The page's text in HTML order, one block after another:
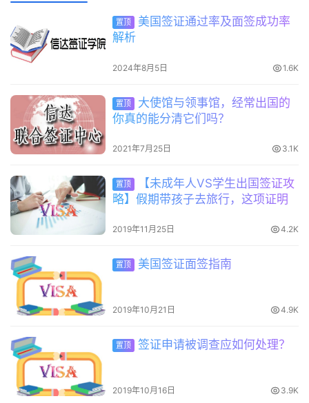
置顶 美国签证通过率及面签成功率
解析
2024年8月5日 1.6K
置顶 大使馆与领事馆，经常出国的
你真的能分清它们吗？
2021年7月25日 3.1K
置顶 【未成年人VS学生出国签证攻
略】假期带孩子去旅行，这项证明
2019年11月25日 4.2K
置顶 美国签证面签指南
2019年10月21日 4.9K
置顶 签证申请被调查应如何处理？
2019年10月16日 3.9K